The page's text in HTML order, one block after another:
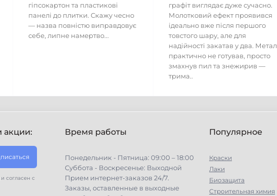
гіпсокартон та пластикові
панелі до плитки. Скажу чесно
— назва повністю виправдовує
себе, липне намертво...
графіт виглядає дуже сучасно.
Молотковий ефект проявився
ідеально вже після першого
товстого шару, але для
надійності закатав у два. Метал
практично не готував, просто
змахнув пил та знежирив —
трима..
акции:
и согласен с
Время работы
Понедельник - Пятница: 09:00 – 18:00
Суббота - Воскресенье: Выходной
Прием интернет-заказов 24/7.
Заказы, оставленные в выходные
Популярное
Краски
Лаки
Биозащита
Строительная химия